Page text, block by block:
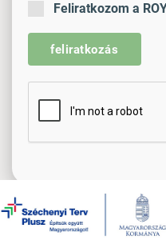
Feliratkozom a
feliratkozás
Copyright © 2020 - 2026